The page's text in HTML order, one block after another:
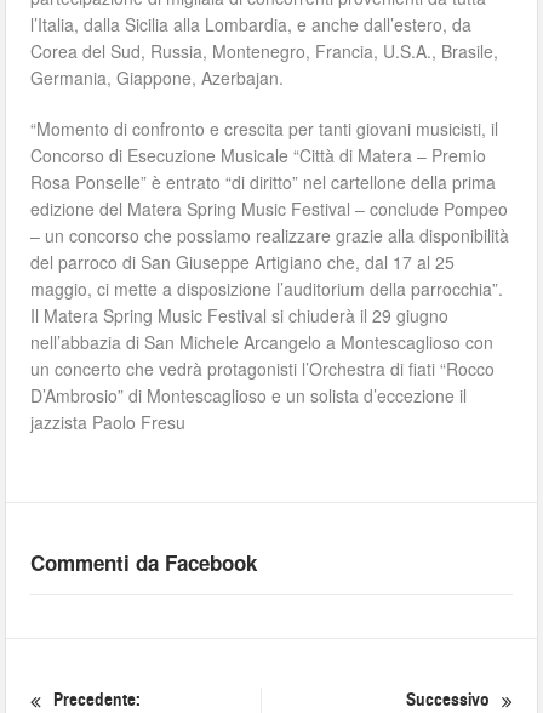
l’Italia, dalla Sicilia alla Lombardia, e anche dall’estero, da
Corea del Sud, Russia, Montenegro, Francia, U.S.A., Brasile,
Germania, Giappone, Azerbajan.
“Momento di confronto e crescita per tanti giovani musicisti, il
Concorso di Esecuzione Musicale “Città di Matera – Premio
Rosa Ponselle” è entrato “di diritto” nel cartellone della prima
edizione del Matera Spring Music Festival – conclude Pompeo
– un concorso che possiamo realizzare grazie alla disponibilità
del parroco di San Giuseppe Artigiano che, dal 17 al 25
maggio, ci mette a disposizione l’auditorium della parrocchia”.
Il Matera Spring Music Festival si chiuderà il 29 giugno
nell’abbazia di San Michele Arcangelo a Montescaglioso con
un concerto che vedrà protagonisti l’Orchestra di fiati “Rocco
D’Ambrosio” di Montescaglioso e un solista d’eccezione il
jazzista Paolo Fresu
Commenti da Facebook
Precedente: Successivo